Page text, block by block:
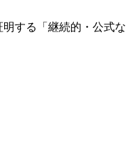
する「継続的・公式な